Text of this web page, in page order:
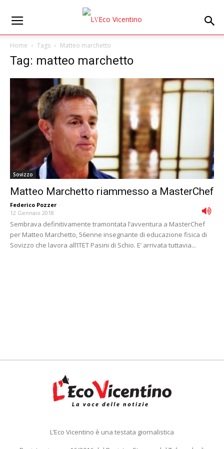
Home Tags Matteo marchetto
Tag: matteo marchetto
Sovizzo
Matteo Marchetto riammesso a MasterChef
Federico Pozzer -
12 Gennaio 2018
Sembrava definitivamente tramontata l’avventura a MasterChef
per Matteo Marchetto, 56enne insegnante di educazione fisica di
Sovizzo che lavora all’ITET Pasini di Schio. E’ arrivata tuttavia...
L’Eco Vicentino è una testata giornalistica